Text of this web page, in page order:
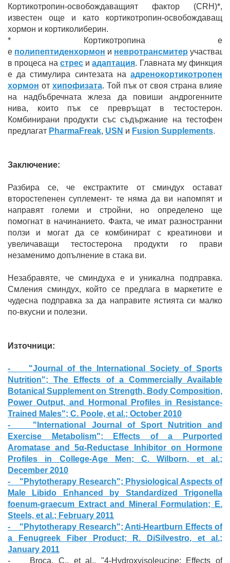
Кортикотропин-освобождаващият фактор (CRH)*,
известен още и като кортикотропин-освобождаващ
хормон и кортиколиберин.
* Кортикотропина е
е полипептиденхормон и невротрансмитер участващ
в процеса на стресиадаптация. Главната му финкция
е да стимулира синтезата на адренокортикотропен
хормон от хипофизата. Той пък от своя страна влияе
на надбъбречната жлеза да повиши андрогенните
нива, които пък се превръщат в тестостерон.
Комбинирани продукти със съдържание на тестофен
предлагат PharmaFreak, USN и Fusion Supplements.
Заключение:
Разбира се, че екстрактите от сминдух остават
второстепенен суплемент- те няма да ви напомпят и
направят големи и стройни, но определено ще
помогнат в начинанието. Факта, че имат разностранни
ползи и могат да се комбинират с креатинови и
увеличаващи тестостерона продукти го прави
незаменимо допълнение в стака ви.
Незабравяте, че сминдуха е и уникална подправка.
Смления сминдух, който се предлага в маркетите е
чудесна подправка за да направите ястията си малко
по-вкусни и полезни.
Източници:
- "Journal of the International Society of Sports
Nutrition"; The Effects of a Commercially Available
Botanical Supplement on Strength, Body Composition,
Power Output, and Hormonal Profiles in Resistance-
Trained Males"; C. Poole, et al.; October 2010
- "International Journal of Sport Nutrition and
Exercise Metabolism"; Effects of a Purported
Aromatase and 5α-Reductase Inhibitor on Hormone
Profiles in College-Age Men; C. Wilborn, et al.;
December 2010
- "Phytotherapy Research"; Physiological Aspects of
Male Libido Enhanced by Standardized Trigonella
foenum-graecum Extract and Mineral Formulation; E.
Steels, et al.; February 2011
- "Phytotherapy Research"; Anti-Heartburn Effects of
a Fenugreek Fiber Product; R. DiSilvestro, et al.;
January 2011
- Broca, C., et al., "4-Hydroxyisoleucine: Effects of